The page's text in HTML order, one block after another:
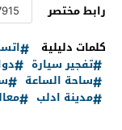
رابط مختصر
كلمات دليلية
تفجير سيارة
ساحة الساعة
مدينة ادلب